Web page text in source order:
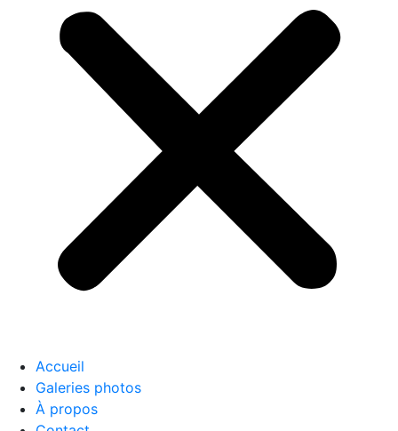
Accueil
Galeries photos
À propos